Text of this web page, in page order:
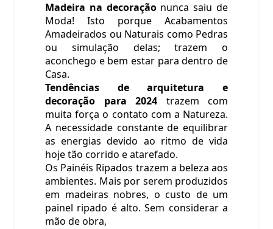
Madeira na decoraçãonunca saiu de
Moda! Isto porque Acabamentos
Amadeirados ou Naturais como Pedras
ou simulação delas; trazem o
aconchego e bem estar para dentro de
Casa.
Tendências de arquitetura e
decoração para 2024 trazem com
muita força o contato com a Natureza.
A necessidade constante de equilibrar
as energias devido ao ritmo de vida
hoje tão corrido e atarefado.
Os Painéis Ripados trazem a beleza aos
ambientes. Mais por serem produzidos
em madeiras nobres, o custo de um
painel ripado é alto. Sem considerar a
mão de obra,